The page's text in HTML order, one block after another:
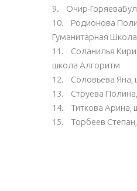
9. Очир-
10. Родионова
Гуманитарная Школа
11. Соланилья
школа Алгоритм
12. Соловьева Яна,
13. Струева
14. Титкова Арина,
15. Торбеев